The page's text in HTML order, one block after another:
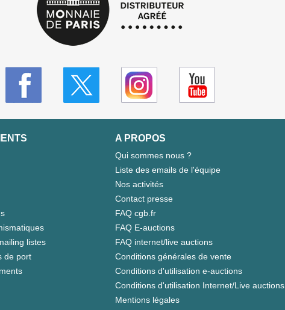
listes
de port
A PROPOS
Qui sommes nous ?
Liste des emails de l'équipe
Nos activités
Contact presse
FAQ cgb.fr
FAQ E-auctions
FAQ internet/live auctions
Conditions générales de vente
Conditions d'utilisation e-auctions
Conditions d'utilisation Internet/Live auctions
Mentions légales